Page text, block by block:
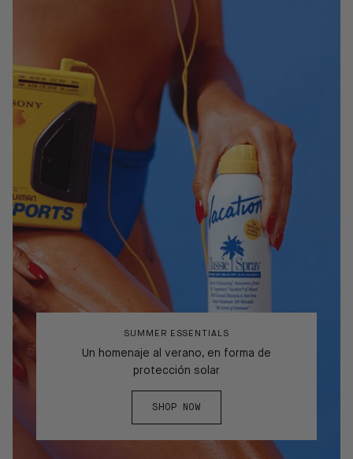
SUMMER ESSENTIALS
Un homenaje al verano, en forma de
protección solar
SHOP NOW